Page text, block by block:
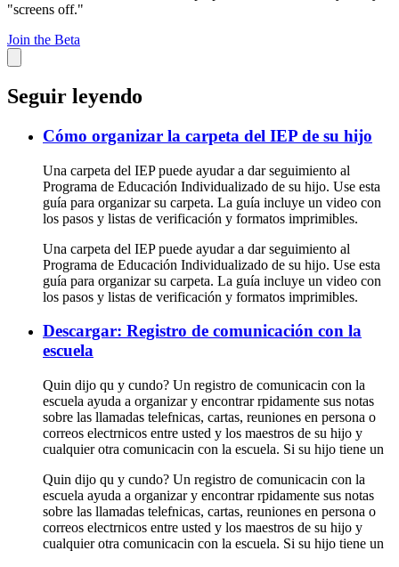
"screens off."
Join the Beta
Seguir leyendo
Cómo organizar la carpeta del IEP de su hijo
Una carpeta del IEP puede ayudar a dar seguimiento al
Programa de Educación Individualizado de su hijo. Use esta
guía para organizar su carpeta. La guía incluye un video con
los pasos y listas de verificación y formatos imprimibles.
Una carpeta del IEP puede ayudar a dar seguimiento al
Programa de Educación Individualizado de su hijo. Use esta
guía para organizar su carpeta. La guía incluye un video con
los pasos y listas de verificación y formatos imprimibles.
Descargar: Registro de comunicación con la
escuela
Quin dijo qu y cundo? Un registro de comunicacin con la
escuela ayuda a organizar y encontrar rpidamente sus notas
sobre las llamadas telefnicas, cartas, reuniones en persona o
correos electrnicos entre usted y los maestros de su hijo y
cualquier otra comunicacin con la escuela. Si su hijo tiene un
Quin dijo qu y cundo? Un registro de comunicacin con la
escuela ayuda a organizar y encontrar rpidamente sus notas
sobre las llamadas telefnicas, cartas, reuniones en persona o
correos electrnicos entre usted y los maestros de su hijo y
cualquier otra comunicacin con la escuela. Si su hijo tiene un